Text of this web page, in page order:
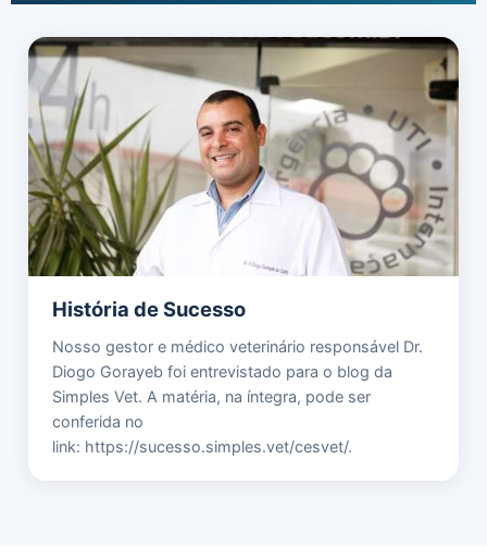
História de Sucesso
Nosso gestor e médico veterinário responsável Dr.
Diogo Gorayeb foi entrevistado para o blog da
Simples Vet. A matéria, na íntegra, pode ser
conferida no
link: https://sucesso.simples.vet/cesvet/.